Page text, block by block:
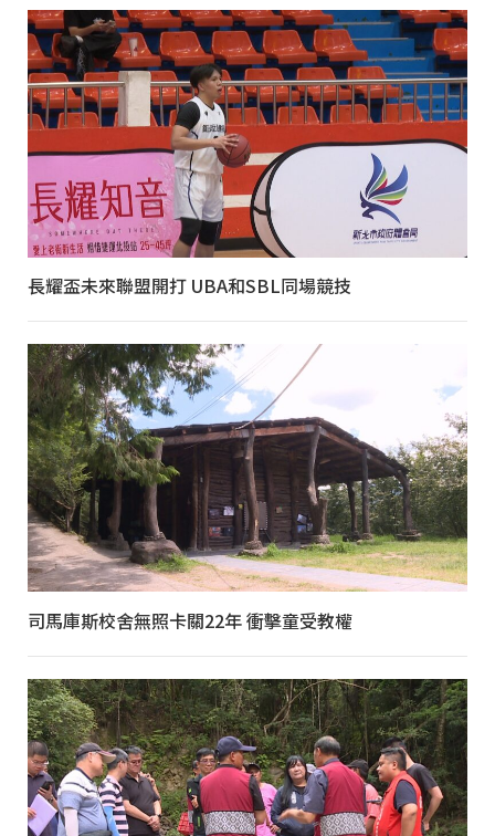
長耀盃未來聯盟開打 UBA和SBL同場競技
司馬庫斯校舍無照卡關22年 衝擊童受教權